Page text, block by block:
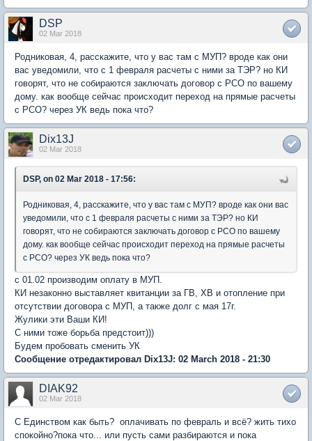
DSP
02 Mar 2018
Родниковая, 4, расскажите, что у вас там с МУП? вроде как они
вас уведомили, что с 1 февраля расчеты с ними за ТЭР? но КИ
говорят, что не собираются заключать договор с РСО по вашему
дому. как вообще сейчас происходит переход на прямые расчеты
с РСО? через УК ведь пока что?
Dix13J
02 Mar 2018
DSP, on 02 Mar 2018 - 17:56:
Родниковая, 4, расскажите, что у вас там с МУП? вроде как они вас
уведомили, что с 1 февраля расчеты с ними за ТЭР? но КИ
говорят, что не собираются заключать договор с РСО по вашему
дому. как вообще сейчас происходит переход на прямые расчеты
с РСО? через УК ведь пока что?
с 01.02 производим оплату в МУП.
КИ незаконно выставляет квитанции за ГВ, ХВ и отопление при
отсутствии договора с МУП, а также долг с мая 17г.
Жулики эти Ваши КИ!
С ними тоже борьба предстоит)))
Будем пробовать сменить УК
Сообщение отредактировал Dix13J: 02 March 2018 - 21:30
DIAK92
02 Mar 2018
С Единством как быть? оплачивать по февраль и всё? жить тихо
спокойно?пока что... или пусть сами разбираются и пока